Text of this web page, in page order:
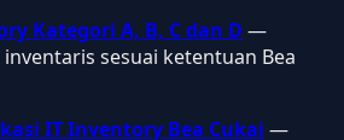
Kategori A, B, C dan D —
inventaris sesuai ketentuan Bea
IT Inventory Bea Cukai —